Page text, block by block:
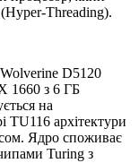
Threading).
D5120
1660 з 6 ГБ
на
TU116 архітектури
Ядро споживає
Turing з